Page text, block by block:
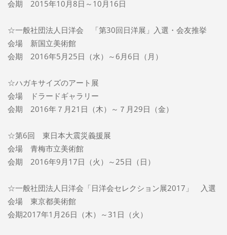
会期 2015年10月8日～10月16日
☆一般社団法人日洋会 「第30回日洋展」入選・会友推挙
会場 新国立美術館
会期 2016年5月25日（水）～6月6日（月）
☆ハガキサイズのアート展
会場 ドラードギャラリー
会期 2016年７月21日（木）～７月29日（金）
☆第6回 東日本大震災義援展
会場 青梅市立美術館
会期 2016年9月17日（火）～25日（日）
☆一般社団法人日洋会「日洋会セレクション展2017」 入選
会場 東京都美術館
会期2017年1月26日（木）～31日（火）